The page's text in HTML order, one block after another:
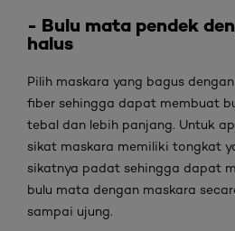
- Bulu mata pendek
halus
Pilih maskara yang bagus
fiber sehingga dapat membuat
tebal dan lebih panjang. Untuk
sikat maskara memiliki tongkat
sikatnya padat sehingga dapat
bulu mata dengan maskara
sampai ujung.